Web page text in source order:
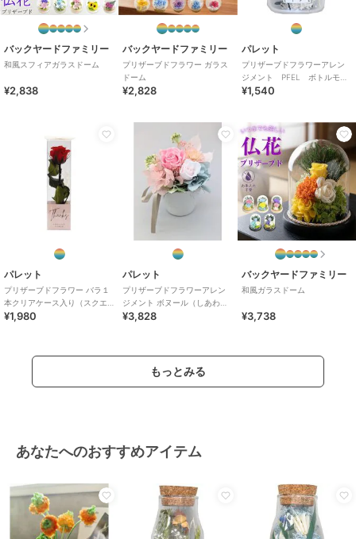
バックヤードファミリー
和風スフィアガラスドーム
¥2,838
バックヤードファミリー
プリザーブドフラワー ガラス
ドーム
¥2,828
パレット
プリザーブドフラワーアレン
ジメント PFEL ボトルモ
ス ローズレッド
¥1,540
パレット
プリザーブドフラワー バラ１
本クリアケース入り（スクエ
ア）レッド
¥1,980
パレット
プリザーブドフラワーアレン
ジメント ボヌール（しあわ
せ） ピンク
¥3,828
バックヤードファミリー
和風ガラスドーム
¥3,738
もっとみる
あなたへのおすすめアイテム